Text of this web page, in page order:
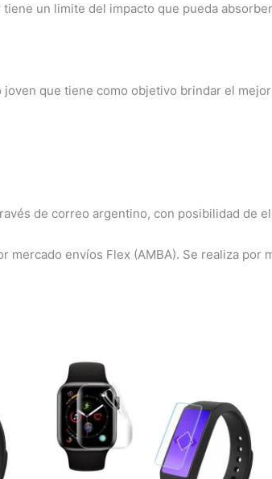
un limite del impacto que pueda
joven que tiene como objetivo brindar el
de correo argentino, con posibilidad de
mercado envíos Flex (AMBA). Se realiza por